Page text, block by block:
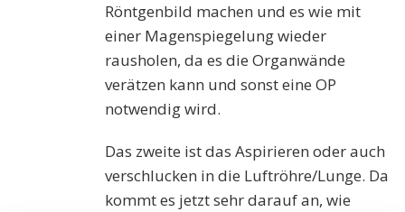
Röntgenbild machen und es wie mit
einer Magenspiegelung wieder
rausholen, da es die Organwände
verätzen kann und sonst eine OP
notwendig wird.
Das zweite ist das Aspirieren oder auch
verschlucken in die Luftröhre/Lunge. Da
kommt es jetzt sehr darauf an, wie